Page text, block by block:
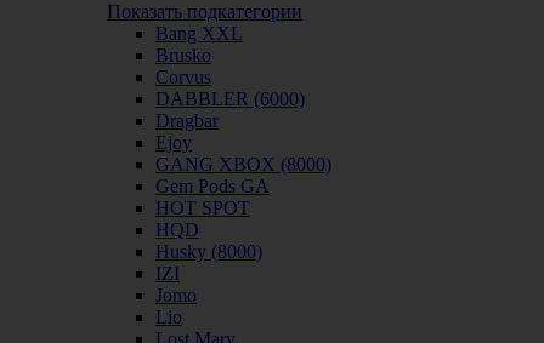
Показать подкатегории
Bang XXL
Brusko
Corvus
DABBLER (6000)
Dragbar
Ejoy
GANG XBOX (8000)
Gem Pods GA
HOT SPOT
HQD
Husky (8000)
IZI
Jomo
Lio
Lost Mary